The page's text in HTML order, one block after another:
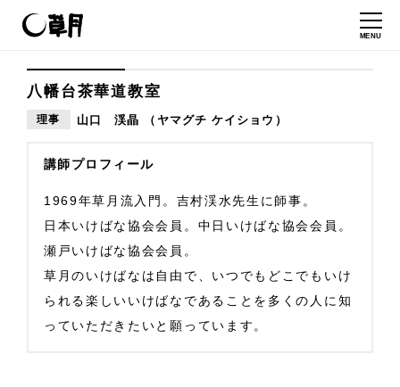
MENU
八幡台茶華道教室
理事 山口 渓晶 （ヤマグチ ケイショウ）
講師プロフィール
1969年草月流入門。吉村渓水先生に師事。
日本いけばな協会会員。中日いけばな協会会員。
瀬戸いけばな協会会員。
草月のいけばなは自由で、いつでもどこでもいけ
られる楽しいいけばなであることを多くの人に知
っていただきたいと願っています。